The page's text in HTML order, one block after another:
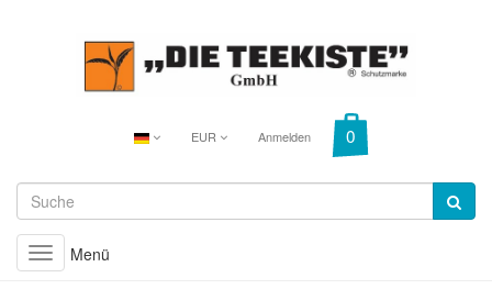
EUR Anmelden
Toggle
navigation
Menü